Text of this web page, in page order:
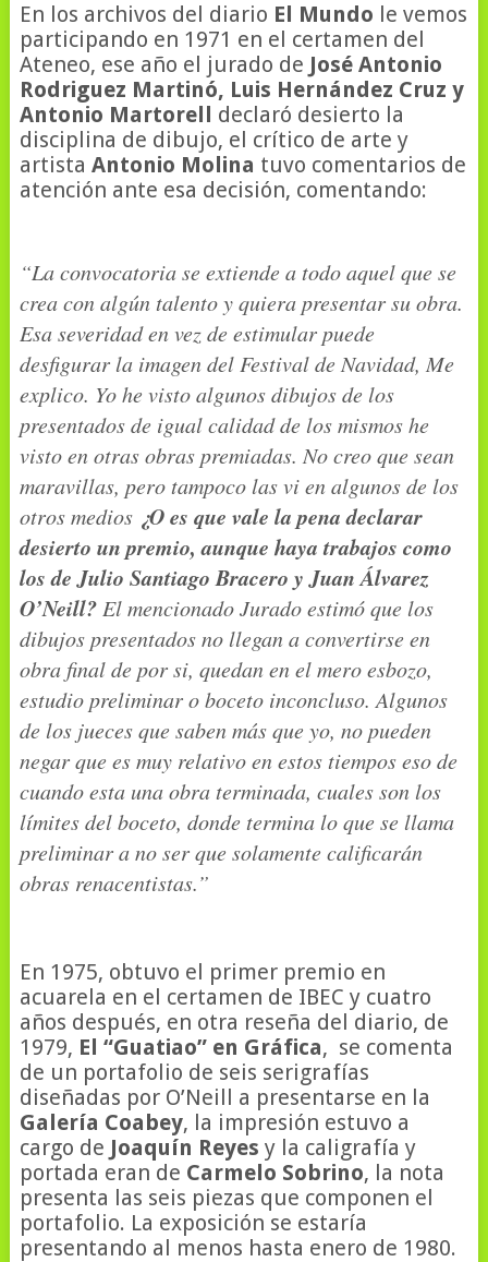
En los archivos del diario El Mundo le vemos
participando en 1971 en el certamen del
Ateneo, ese año el jurado de José Antonio
Rodriguez Martinó, Luis Hernández Cruz y
Antonio Martorell declaró desierto la
disciplina de dibujo, el crítico de arte y
artista Antonio Molina tuvo comentarios de
atención ante esa decisión, comentando:
“La convocatoria se extiende a todo aquel que se
crea con algún talento y quiera presentar su obra.
Esa severidad en vez de estimular puede
desfigurar la imagen del Festival de Navidad, Me
explico. Yo he visto algunos dibujos de los
presentados de igual calidad de los mismos he
visto en otras obras premiadas. No creo que sean
maravillas, pero tampoco las vi en algunos de los
otros medios ¿O es que vale la pena declarar
desierto un premio, aunque haya trabajos como
los de Julio Santiago Bracero y Juan Álvarez
O’Neill? El mencionado Jurado estimó que los
dibujos presentados no llegan a convertirse en
obra final de por si, quedan en el mero esbozo,
estudio preliminar o boceto inconcluso. Algunos
de los jueces que saben más que yo, no pueden
negar que es muy relativo en estos tiempos eso de
cuando esta una obra terminada, cuales son los
límites del boceto, donde termina lo que se llama
preliminar a no ser que solamente calificarán
obras renacentistas.”
En 1975, obtuvo el primer premio en
acuarela en el certamen de IBEC y cuatro
años después, en otra reseña del diario, de
1979, El “Guatiao” en Gráfica, se comenta
de un portafolio de seis serigrafías
diseñadas por O’Neill a presentarse en la
Galería Coabey, la impresión estuvo a
cargo de Joaquín Reyes y la caligrafía y
portada eran de Carmelo Sobrino, la nota
presenta las seis piezas que componen el
portafolio. La exposición se estaría
presentando al menos hasta enero de 1980.